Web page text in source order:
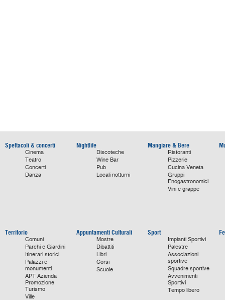
Spettacoli & concerti
Cinema
Teatro
Concerti
Danza
Nightlife
Discoteche
Wine Bar
Pub
Locali notturni
Mangiare & Bere
Ristoranti
Pizzerie
Cucina Veneta
Gruppi
Enogastronomici
Vini e grappe
Territorio
Comuni
Parchi e Giardini
Itinerari storici
Palazzi e
monumenti
APT Azienda
Promozione
Turismo
Ville
Appuntamenti Culturali
Mostre
Dibattiti
Libri
Corsi
Scuole
Sport
Impianti Sportivi
Palestre
Associazioni
sportive
Squadre sportive
Avvenimenti
Sportivi
Tempo libero